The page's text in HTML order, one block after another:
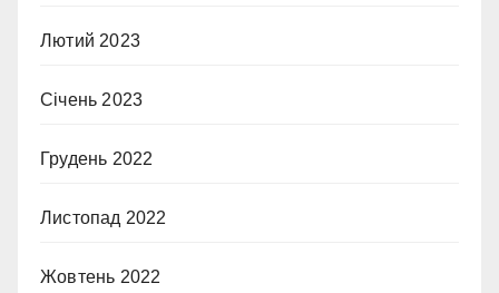
Лютий 2023
Січень 2023
Грудень 2022
Листопад 2022
Жовтень 2022